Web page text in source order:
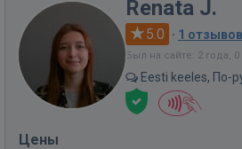
Renata J.
5.0 · 1 отзывов
Был на сайте: 2 года,
Eesti keeles, По-
Цены